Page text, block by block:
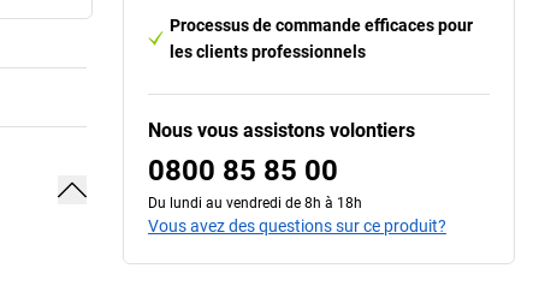
Processus de commande efficaces pour
les clients professionnels
Nous vous assistons volontiers
0800 85 85 00
Du lundi au vendredi de 8h à 18h
Vous avez des questions sur ce produit?